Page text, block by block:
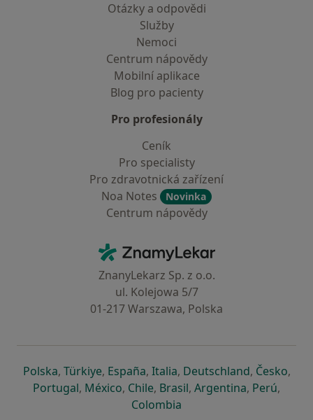
Otázky a odpovědi
Služby
Nemoci
Centrum nápovědy
Mobilní aplikace
Blog pro pacienty
Pro profesionály
Ceník
Pro specialisty
Pro zdravotnická zařízení
Noa Notes
Novinka
Centrum nápovědy
ZnamyLekar - Hlavní stránka
ZnanyLekarz Sp. z o.o.
ul. Kolejowa 5/7
01-217 Warszawa, Polska
Polskase otevře v nové záložce
, Türkiyese otevře v nové záložce
, Españase otevře v nové záložce
, Italiase otevře v nové záložce
, Deutschlandse otevře v
, Českose
,
Portugalse otevře v nové záložce
, Méxicose otevře v nové záložce
, Chilese otevře v nové záložce
, Brasilse otevře v nové
, Argentinase otevře v
, Perúse
,
Colombia